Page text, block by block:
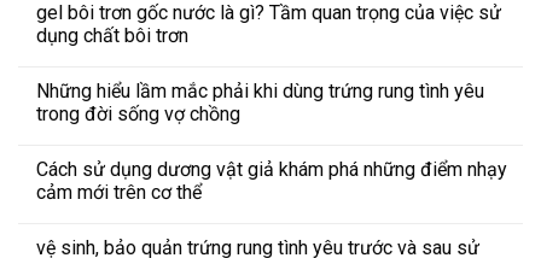
gel bôi trơn gốc nước là gì? Tầm quan trọng của việc sử
dụng chất bôi trơn
Những hiểu lầm mắc phải khi dùng trứng rung tình yêu
trong đời sống vợ chồng
Cách sử dụng dương vật giả khám phá những điểm nhạy
cảm mới trên cơ thể
vệ sinh, bảo quản trứng rung tình yêu trước và sau sử